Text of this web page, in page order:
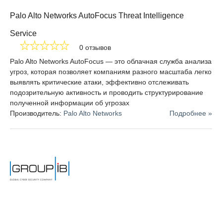
находить подходящие для конкретной инфраструктуры
и модифицировать их, а также ускорять разработку
решений с помощью операций быстрого подключения.
Кроме того, разведка угроз также может быть
использована стратегически для информирования о
необходимых изменениях в архитектуре сети и систем
защиты, а также применяется для оптимизации групп
безопасности.
Palo Alto Networks AutoFocus Threat Intelligence
Service
0 отзывов
Palo Alto Networks AutoFocus — это облачная служба анализа
угроз, которая позволяет компаниям разного масштаба легко
выявлять критические атаки, эффективно отслеживать
подозрительную активность и проводить структурирование
полученной информации об угрозах
Производитель: Palo Alto Networks Подробнее »